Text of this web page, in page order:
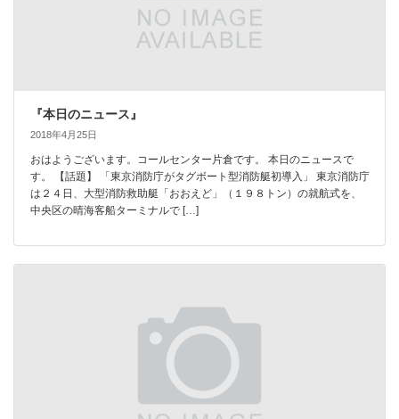
『本日のニュース』
2018年4月25日
おはようございます。コールセンター片倉です。 本日のニュースで
す。 【話題】 「東京消防庁がタグボート型消防艇初導入」 東京消防庁
は２４日、大型消防救助艇「おおえど」（１９８トン）の就航式を、
中央区の晴海客船ターミナルで […]